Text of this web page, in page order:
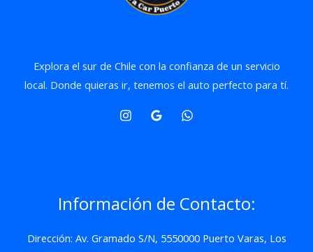
Explora el sur de Chile con la confianza de un servicio
local. Donde quieras ir, tenemos el auto perfecto para tí.
Información de Contacto:
Dirección: Av. Gramado S/N, 5550000 Puerto Varas, Los